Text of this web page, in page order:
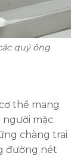
quý ông
thể mang
mặc.
chàng trai
đường nét